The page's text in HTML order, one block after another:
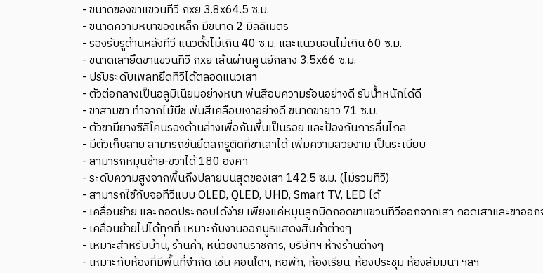
- ขนาดของขาแขวนทีวี กxย 3.8x64.5 ซ.ม.
- ขนาดความหนาของเหล็ก มีขนาด 2 มิลลิเมตร
- รองรับรูด้านหลังทีวี แนวตั้งไม่เกิน 40 ซ.ม. และแนวนอนไม่เกิน 60 ซ.ม.
- ขนาดเสายึดขาแขวนทีวี กxย เส้นผ่านศูนย์กลาง 3.5x66 ซ.ม.
- ปรับระดับเพลทยึดทีวีได้ตลอดแนวเสา
- ตัวต่อกลางเป็นอลูมิเนียมอย่างหนา พ่นสีอบความร้อนอย่างดี รับน้ำหนักได้ดี
- ขาสามขา ทำจากไม้บีช พ่นสีเคลือบเงาอย่างดี ขนาดขายาว 71 ซ.ม.
- ตัวขามียางซิลิโคนรองด้านล่างเพื่อกันพื้นเป็นรอย และป้องกันการลื่นไถล
- มีตัวเก็บสาย สามารถขันยึดสกรูติดที่ขาเสาได้ เพิ่มความสวยงาม เป็นระเบียบ
- สามารถหมุนซ้าย-ขวาได้ 180 องศา
- ระดับความสูงจากพื้นถึงปลายบนสุดของเสา 142.5 ซ.ม. (ไม่รวมทีวี)
- สามารถใช้กับจอทีวีแบบ OLED, QLED, UHD, Smart TV, LED ได้
- เคลื่อนย้าย และถอดประกอบได้ง่าย เพียงแค่หมุนลูกบิดถอดขาแขวนทีวีออกจากเสา ถอดเสาและขาออ
- เคลื่อนย้ายไปได้ทุกที่ เหมาะกับงานออกบูธแสดงสินค้าต่างๆ
- เหมาะสำหรับบ้าน, ร้านค้า, หน่วยงานราชการ, บริษัทฯ ห้างร้านต่างๆ
- เหมาะกับห้องที่มีพื้นที่จำกัด เช่น คอนโดฯ, หอพัก, ห้องเรียน, ห้องประชุม ห้องสัมมนา ฯลฯ